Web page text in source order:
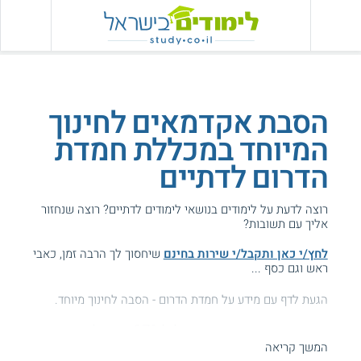
הסבת אקדמאים לחינוך
המיוחד במכללת חמדת
הדרום לדתיים
רוצה לדעת על לימודים בנושאי לימודים לדתיים? רוצה שנחזור
אליך עם תשובות?
לחץ/י כאן ותקבל/י שירות בחינם שיחסוך לך הרבה זמן, כאבי
ראש וגם כסף ...
הגעת לדף עם מידע על חמדת הדרום - הסבה לחינוך מיוחד.
עזרנו גם לך? דרג אותנו:המשך קריאה